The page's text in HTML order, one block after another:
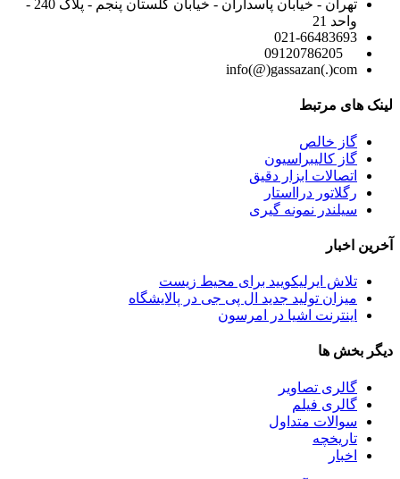
تهران - خیابان پاسداران - خیابان گلستان پنجم - پلاک 240 -
واحد 21
021-66483693
info(@)gassazan(.)com
لینک های مرتبط
گاز خالص
گاز کالیبراسیون
اتصالات ابزار دقیق
رگلاتور درااستار
سیلندر نمونه گیری
آخرین اخبار
تلاش ایرلیکویید برای محیط زیست
میزان تولید جدید ال پی جی در پالایشگاه
اینترنت اشیا در امرسون
دیگر بخش ها
گالری تصاویر
گالری فیلم
سوالات متداول
تاریخچه
اخبار